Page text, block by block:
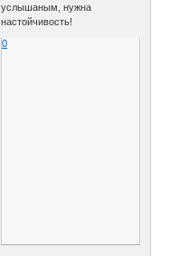
услышаным, нужна
настойчивость!
0